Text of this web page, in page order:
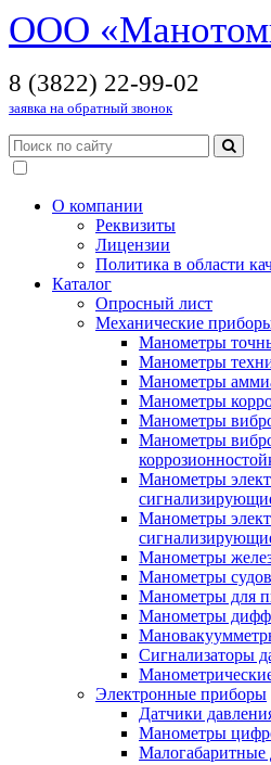
OOO
8 (3822) 22-99-02
заявка на обратный звонок
О компании
Реквизиты
Лицензии
Политика в области
Каталог
Опросный лист
Механические
Манометры
Манометры
Манометры
Манометры
Манометры
Манометры
Манометры
Манометры
Манометры
Манометры
Манометры для
Манометры
Сигнализаторы
Электронные приборы
Датчики
Манометры
Малогабаритные